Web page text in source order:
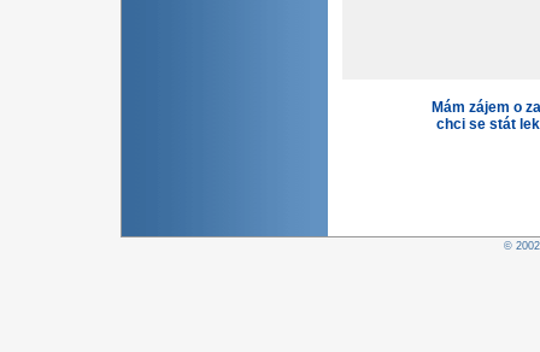
Mám zájem o
chci se stát
©